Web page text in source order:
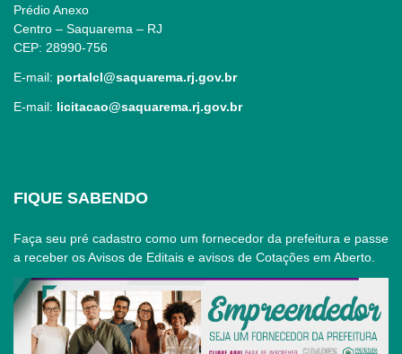
Prédio Anexo
Centro – Saquarema – RJ
CEP: 28990-756
E-mail: portalcl@saquarema.rj.gov.br
E-mail: licitacao@saquarema.rj.gov.br
FIQUE SABENDO
Faça seu pré cadastro como um fornecedor da prefeitura e passe
a receber os Avisos de Editais e avisos de Cotações em Aberto.